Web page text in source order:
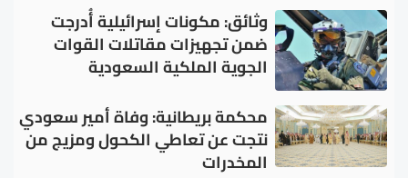
وثائق: مكونات إسرائيلية أُدرجت
ضمن تجهيزات مقاتلات القوات
الجوية الملكية السعودية
محكمة بريطانية: وفاة أمير سعودي
نتجت عن تعاطي الكحول ومزيج من
المخدرات